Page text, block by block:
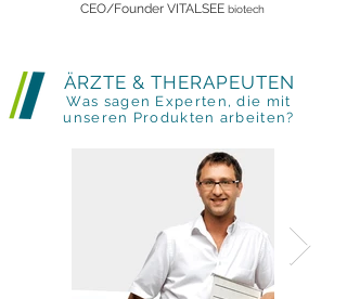
CEO/Founder VITALSEE biotech
ÄRZTE & THERAPEUTEN
Was sagen Experten, die mit
unseren Produkten arbeiten?